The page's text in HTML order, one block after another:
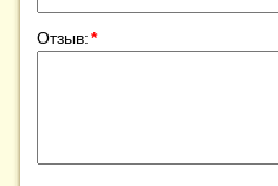
Отзыв:*